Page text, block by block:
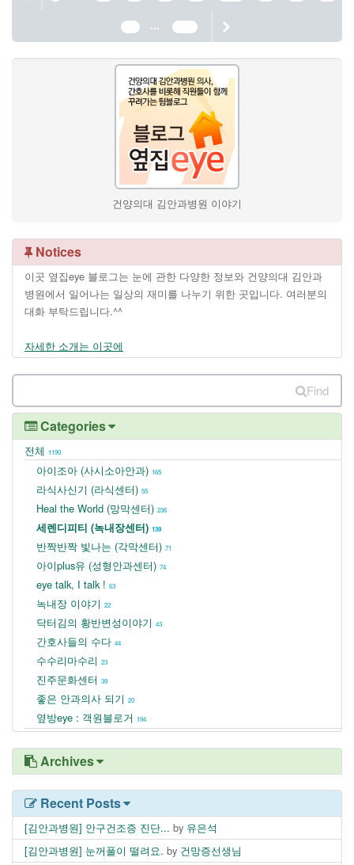
23
... 139
건양의대 김안과병원 이야기
Notices
이곳 옆집eye 블로그는 눈에 관한 다양한 정보와 건양의대 김안과
병원에서 일어나는 일상의 재미를 나누기 위한 곳입니다. 여러분의
대화 부탁드립니다.^^
자세한 소개는 이곳에
Find
Categories
전체 1190
아이조아 (사시소아안과) 165
라식사신기 (라식센터) 55
Heal the World (망막센터) 236
세렌디피티 (녹내장센터) 139
반짝반짝 빛나는 (각막센터) 71
아이plus유 (성형안과센터) 74
eye talk, I talk ! 63
녹내장 이야기 22
닥터김의 황반변성이야기 43
간호사들의 수다 44
수수리마수리 23
진주문화센터 39
좋은 안과의사 되기 20
옆방eye : 객원블로거 194
Archives
Recent Posts
[김안과병원] 안구건조증 진단... by 유은석
[김안과병원] 눈꺼풀이 떨려요. by 건망증선생님